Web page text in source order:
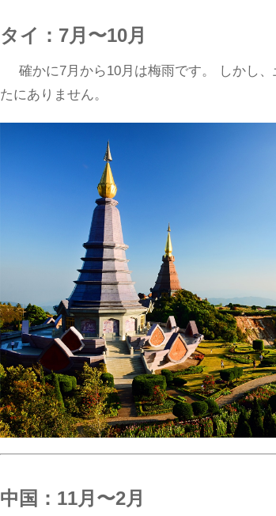
タイ：7月〜10月
確かに7月から10月は梅雨です。 しかし
たにありません。
中国：11月〜2月